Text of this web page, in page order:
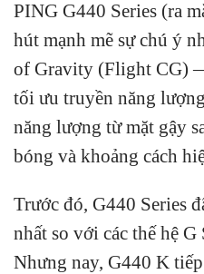
PING G440 Series (ra
hút mạnh mẽ sự chú ý
of Gravity (Flight CG)
tối ưu truyền năng
năng lượng từ mặt gậy
bóng và khoảng cách
Trước đó, G440 Series
nhất so với các thế hệ G
Nhưng nay, G440 K